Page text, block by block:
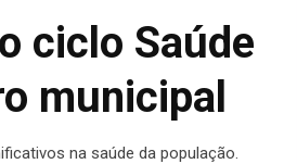
ciclo Saúde
municipal
na saúde da população.